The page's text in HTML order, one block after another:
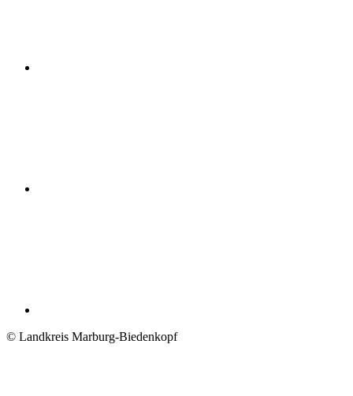
© Landkreis Marburg-Biedenkopf